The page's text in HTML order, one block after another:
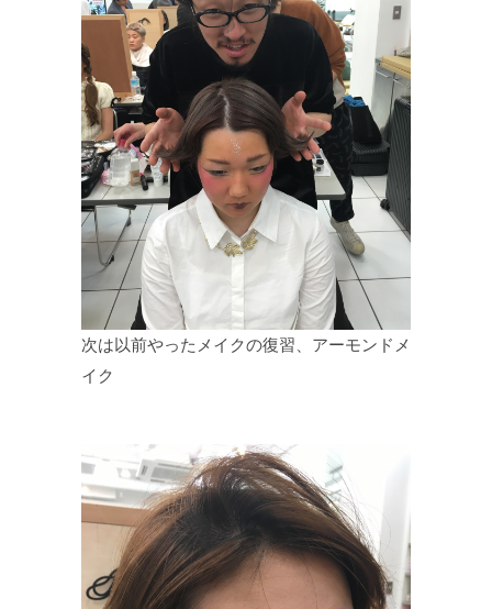
次は以前やったメイクの復習、アーモンドメ
イク